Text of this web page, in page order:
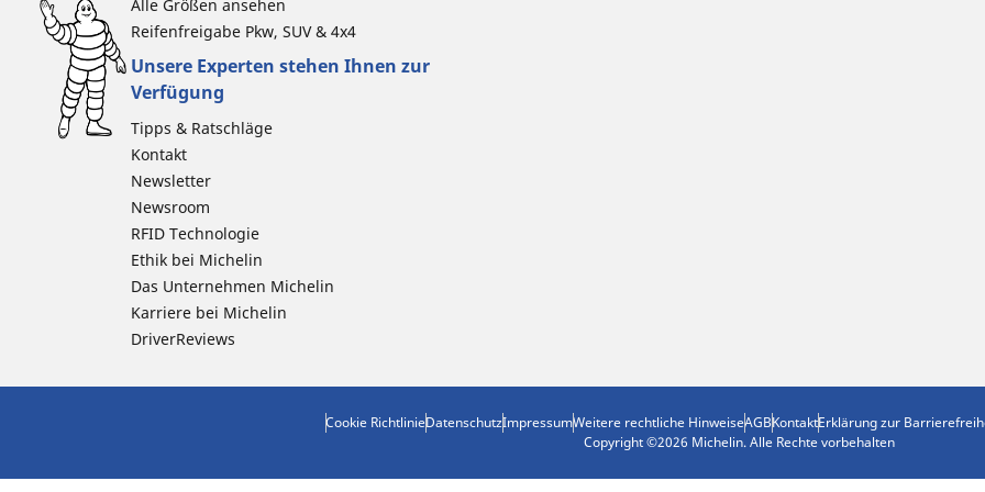
Alle Größen ansehen
Reifenfreigabe Pkw, SUV & 4x4
Unsere Experten stehen Ihnen zur
Verfügung
Tipps & Ratschläge
Kontakt
Newsletter
Newsroom
RFID Technologie
Ethik bei Michelin
Das Unternehmen Michelin
Karriere bei Michelin
DriverReviews
Cookie RichtlinieDatenschutzImpressumWeitere rechtliche HinweiseAGBKontaktErklärung zur
Copyright ©2026 Michelin. Alle Rechte vorbehalten